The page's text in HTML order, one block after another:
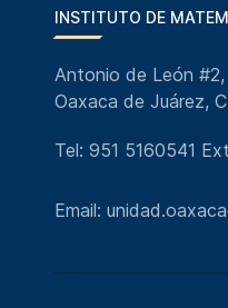
INSTITUTO DE
Antonio de León
Oaxaca de Juárez,
Tel: 951 5160541
Email: